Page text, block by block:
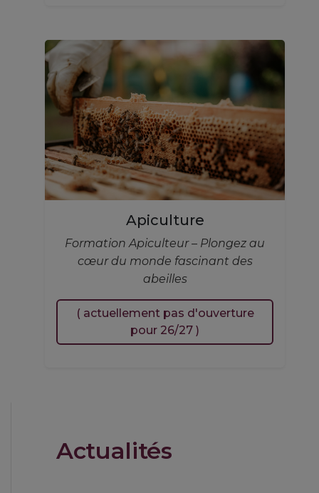
Apiculture
Formation Apiculteur – Plongez au
cœur du monde fascinant des
abeilles
( actuellement pas d'ouverture
pour 26/27 )
Actualités